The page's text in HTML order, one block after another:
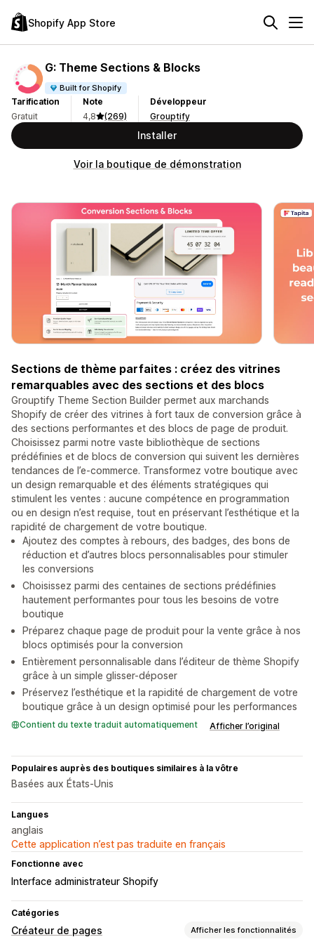
Shopify App Store
G: Theme Sections & Blocks
Built for Shopify
Tarification
Gratuit
Note
4,8
(269)
Développeur
Grouptify
Installer
Voir la boutique de démonstration
Sections de thème parfaites : créez des vitrines
remarquables avec des sections et des blocs
Grouptify Theme Section Builder permet aux marchands
Shopify de créer des vitrines à fort taux de conversion grâce à
des sections performantes et des blocs de page de produit.
Choisissez parmi notre vaste bibliothèque de sections
prédéfinies et de blocs de conversion qui suivent les dernières
tendances de l’e-commerce. Transformez votre boutique avec
un design remarquable et des éléments stratégiques qui
stimulent les ventes : aucune compétence en programmation
ou en design n’est requise, tout en préservant l’esthétique et la
rapidité de chargement de votre boutique.
Ajoutez des comptes à rebours, des badges, des bons de
réduction et d’autres blocs personnalisables pour stimuler
les conversions
Choisissez parmi des centaines de sections prédéfinies
hautement performantes pour tous les besoins de votre
boutique
Préparez chaque page de produit pour la vente grâce à nos
blocs optimisés pour la conversion
Entièrement personnalisable dans l’éditeur de thème Shopify
grâce à un simple glisser-déposer
Préservez l’esthétique et la rapidité de chargement de votre
boutique grâce à un design optimisé pour les performances
Contient du texte traduit automatiquement Afficher l’original
Populaires auprès des boutiques similaires à la vôtre
Basées aux États-Unis
Langues
anglais
Cette application n’est pas traduite en français
Fonctionne avec
Interface administrateur Shopify
Catégories
Créateur de pages Afficher les fonctionnalités